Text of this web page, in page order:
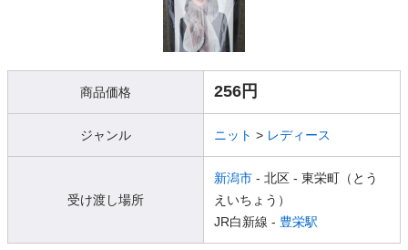
商品価格 256円
ジャンル ニット > レディース
受け渡し場所
新潟市 - 北区 - 東栄町（とう
えいちょう）
JR白新線 - 豊栄駅